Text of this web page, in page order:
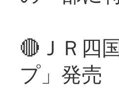
🔴ＪＲ四
プ」発売